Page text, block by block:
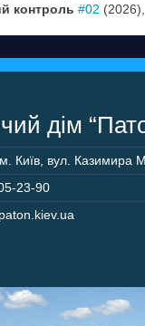
контроль #02 (2026),
дім
м. Київ, вул. Казимира
23-90